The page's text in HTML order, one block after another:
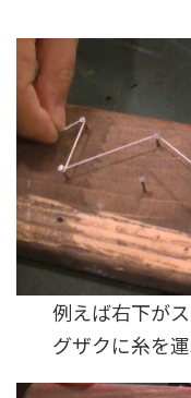
例えば右下が
グザクに糸を